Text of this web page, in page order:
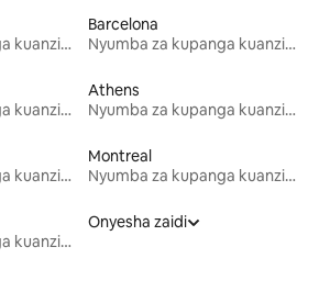
Nyumba za kupanga kuanzia mwezi mmoja
Barcelona
Nyumba za kupanga kuanzia mwezi mmoja
Nyumba za kupanga kuanzia mwezi mmoja
Athens
Nyumba za kupanga kuanzia mwezi mmoja
Nyumba za kupanga kuanzia mwezi mmoja
Montreal
Nyumba za kupanga kuanzia mwezi mmoja
Nyumba za kupanga kuanzia mwezi mmoja
Onyesha zaidi